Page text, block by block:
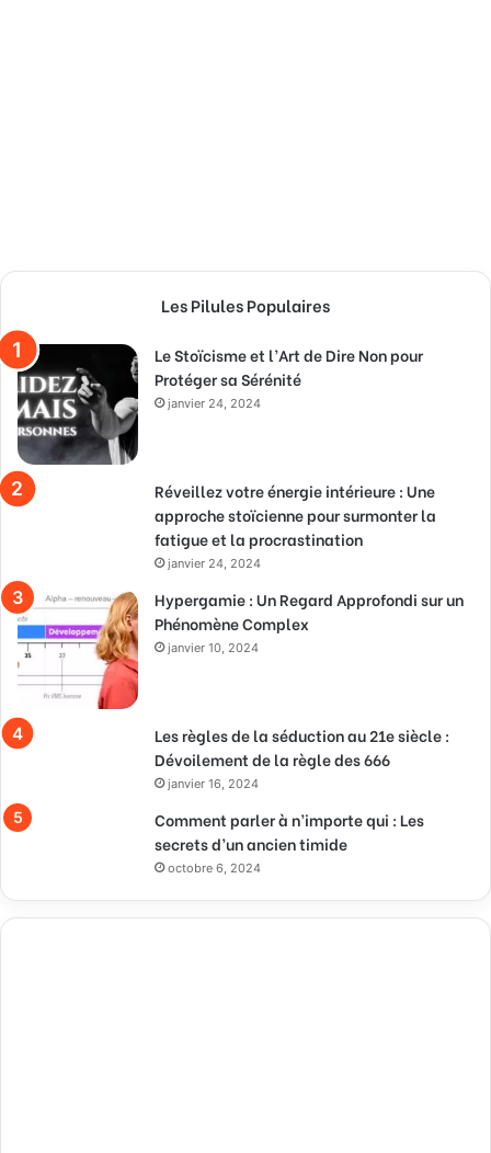
Les Pilules Populaires
Le Stoïcisme et l’Art de Dire Non pour
Protéger sa Sérénité
janvier 24, 2024
Réveillez votre énergie intérieure : Une
approche stoïcienne pour surmonter la
fatigue et la procrastination
janvier 24, 2024
Hypergamie : Un Regard Approfondi sur un
Phénomène Complex
janvier 10, 2024
Les règles de la séduction au 21e siècle :
Dévoilement de la règle des 666
janvier 16, 2024
Comment parler à n’importe qui : Les
secrets d’un ancien timide
octobre 6, 2024